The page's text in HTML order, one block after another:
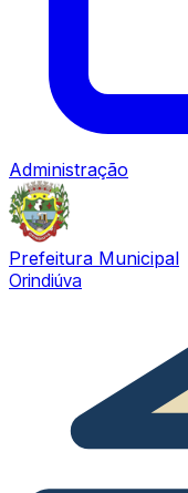
Administração
Prefeitura Municipal
Orindiúva